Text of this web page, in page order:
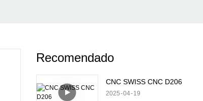
Recomendado
CNC SWISS CNC D206
2025 04 19